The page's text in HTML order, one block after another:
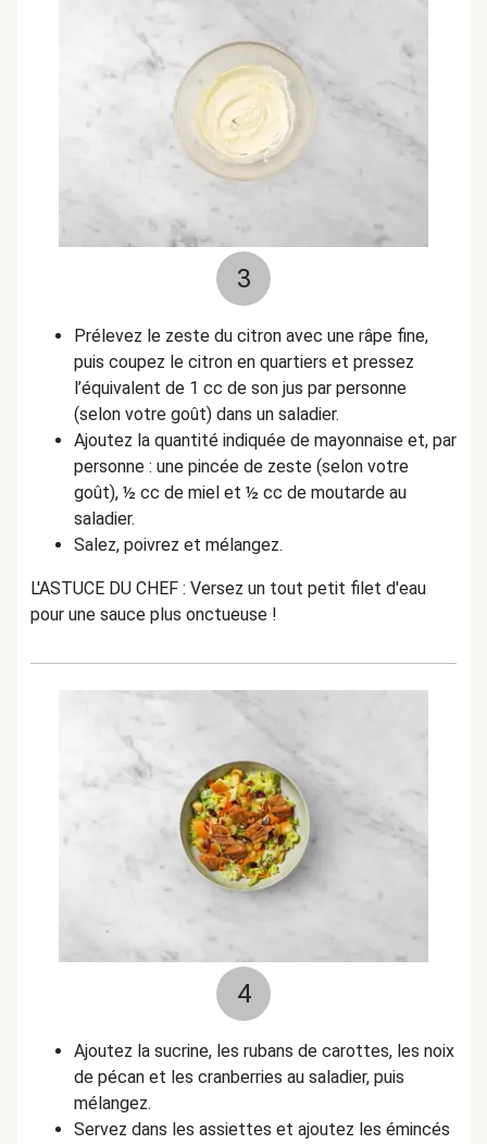
3
Prélevez le zeste du citron avec une râpe fine,
puis coupez le citron en quartiers et pressez
l’équivalent de 1 cc de son jus par personne
(selon votre goût) dans un saladier.
Ajoutez la quantité indiquée de mayonnaise et, par
personne : une pincée de zeste (selon votre
goût), ½ cc de miel et ½ cc de moutarde au
saladier.
Salez, poivrez et mélangez.
L'ASTUCE DU CHEF : Versez un tout petit filet d'eau
pour une sauce plus onctueuse !
4
Ajoutez la sucrine, les rubans de carottes, les noix
de pécan et les cranberries au saladier, puis
mélangez.
Servez dans les assiettes et ajoutez les émincés